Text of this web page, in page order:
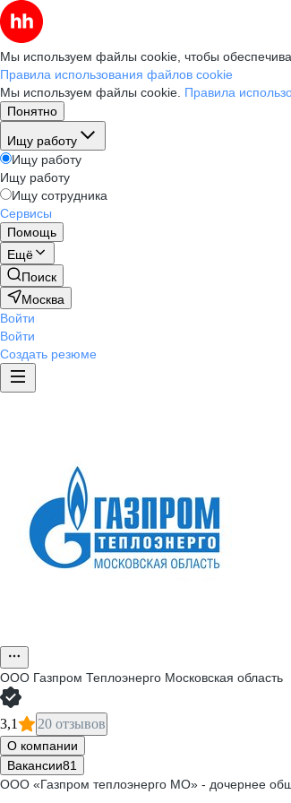
Мы используем файлы cookie, чтобы
Правила использования файлов cookie
Мы используем файлы cookie. Правила
Понятно
Ищу работу
Ищу работу
Ищу работу
Ищу сотрудника
Сервисы
Помощь
Ещё
Поиск
Москва
Войти
Войти
Создать резюме
ООО Газпром Теплоэнерго Московская область
3,1 20 отзывов
О компании
Вакансии81
ООО «Газпром теплоэнерго МО» - дочернее